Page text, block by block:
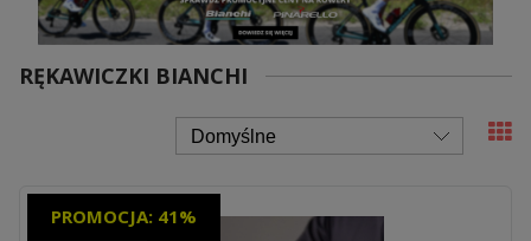
RĘKAWICZKI BIANCHI
PROMOCJA: 41%